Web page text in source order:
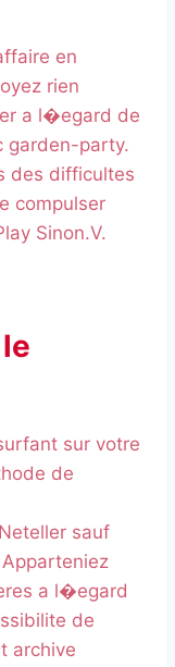
en
rien
a l�egard de
garden-party.
des difficultes
compulser
Sinon.V.
sur votre
de
sauf
a l�egard
de
archive